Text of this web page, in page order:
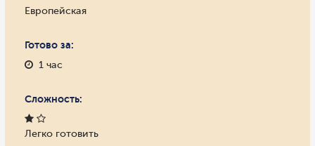
Европейская
Готово за:
1 час
Сложность:
Легко готовить